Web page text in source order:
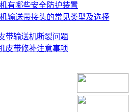
有哪些安全防护装置
输送带接头的常见类型及选择
带输送机断裂问题
皮带修补注意事项